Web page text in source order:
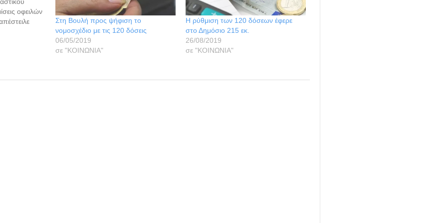
οφειλών
Στη Βουλή προς ψήφιση το
νομοσχέδιο με τις 120 δόσεις
06/05/2019
σε "ΚΟΙΝΩΝΙΑ"
Η ρύθμιση των 120 δόσεων έφερε
στο Δημόσιο 215 εκ.
26/08/2019
σε "ΚΟΙΝΩΝΙΑ"